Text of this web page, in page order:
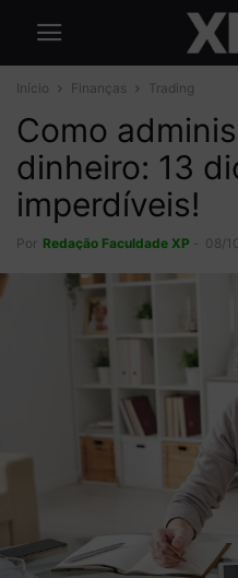
Início Finanças Trading
Como
dinheiro: 13
imperdíveis!
Por Redação Faculdade XP 08/